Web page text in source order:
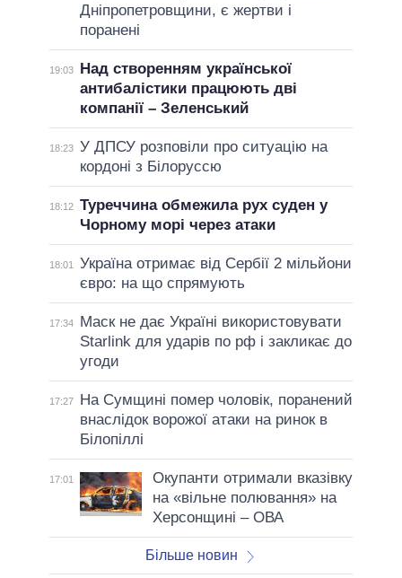
Дніпропетровщини, є жертви і
поранені
19:03
Над створенням української
антибалістики працюють дві
компанії – Зеленський
18:23 У ДПСУ розповіли про ситуацію на
кордоні з Білоруссю
18:12 Туреччина обмежила рух суден у
Чорному морі через атаки
18:01
Україна отримає від Сербії 2 мільйони
євро: на що спрямують
17:34
Маск не дає Україні використовувати
Starlink для ударів по рф і закликає до
угоди
17:27
На Сумщині помер чоловік, поранений
внаслідок ворожої атаки на ринок в
Білопіллі
17:01
Окупанти отримали вказівку
на «вільне полювання» на
Херсонщині – ОВА
Більше новин